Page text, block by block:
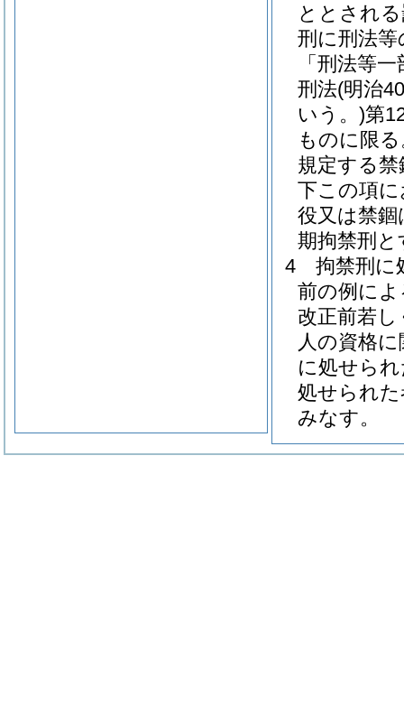
ととされ
刑に刑法
「刑法等
刑法(明治
いう。)第
ものに限
規定する禁
下この項
役又は禁
期拘禁刑と
4
拘禁刑に
前の例に
改正前若
人の資格
に処せら
処せられ
みなす。